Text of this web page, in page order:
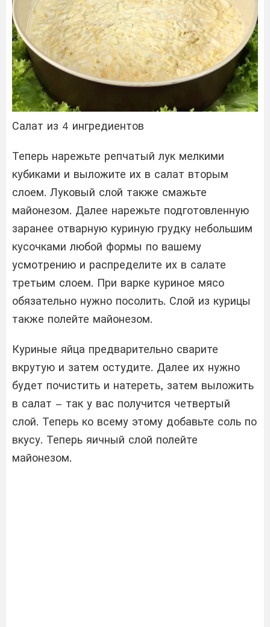
Салат из 4 ингредиентов
Теперь нарежьте репчатый лук мелкими
кубиками и выложите их в салат вторым
слоем. Луковый слой также смажьте
майонезом. Далее нарежьте подготовленную
заранее отварную куриную грудку небольшим
кусочками любой формы по вашему
усмотрению и распределите их в салате
третьим слоем. При варке куриное мясо
обязательно нужно посолить. Слой из курицы
также полейте майонезом.
Куриные яйца предварительно сварите
вкрутую и затем остудите. Далее их нужно
будет почистить и натереть, затем выложить
в салат – так у вас получится четвертый
слой. Теперь ко всему этому добавьте соль по
вкусу. Теперь яичный слой полейте
майонезом.